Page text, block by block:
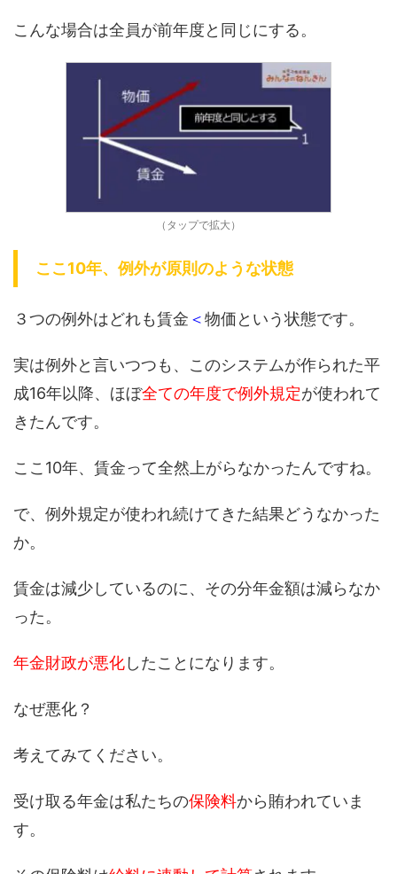
こんな場合は全員が前年度と同じにする。
（タップで拡大）
ここ10年、例外が原則のような状態
３つの例外はどれも賃金 ＜物価という状態です。
実は例外と言いつつも、このシステムが作られた平
成16年以降、ほぼ全ての年度で例外規定が使われて
きたんです。
ここ10年、賃金って全然上がらなかったんですね。
で、例外規定が使われ続けてきた結果どうなかった
か。
賃金は減少しているのに、その分年金額は減らなか
った。
年金財政が悪化したことになります。
なぜ悪化？
考えてみてください。
受け取る年金は私たちの保険料から賄われていま
す。